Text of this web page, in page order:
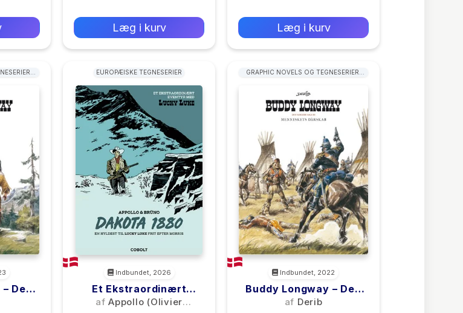
Læg i kurv Læg i kurv
Den
5
EUROPÆISKE TEGNESERIER
Indbundet, 2026
Et Ekstraordinært
Eventyr Med Lucky
afAppollo (Olivier
GRAPHIC NOVELS OG TEGNESERIER:
Indbundet, 2022
Buddy Longway – Den
Samlede Saga 3
af Derib